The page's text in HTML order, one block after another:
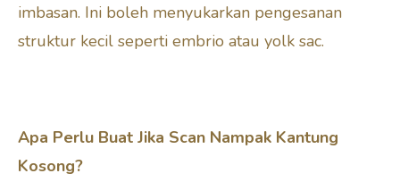
imbasan. Ini boleh menyukarkan pengesanan
struktur kecil seperti embrio atau yolk sac.
Apa Perlu Buat Jika Scan Nampak Kantung
Kosong?